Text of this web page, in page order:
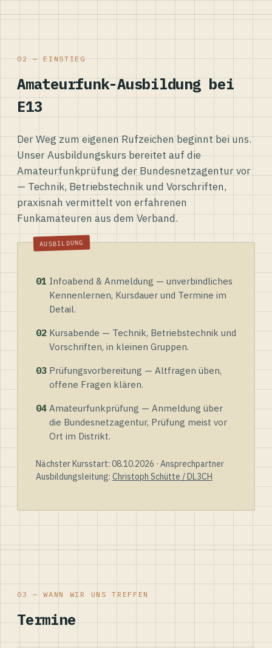
02 — EINSTIEG
Amateurfunk-Ausbildung bei
E13
Der Weg zum eigenen Rufzeichen beginnt bei uns.
Unser Ausbildungskurs bereitet auf die
Amateurfunkprüfung der Bundesnetzagentur vor
— Technik, Betriebstechnik und Vorschriften,
praxisnah vermittelt von erfahrenen
Funkamateuren aus dem Verband.
01 Infoabend & Anmeldung — unverbindliches
Kennenlernen, Kursdauer und Termine im
Detail.
02 Kursabende — Technik, Betriebstechnik und
Vorschriften, in kleinen Gruppen.
03 Prüfungsvorbereitung — Altfragen üben,
offene Fragen klären.
04 Amateurfunkprüfung — Anmeldung über
die Bundesnetzagentur, Prüfung meist vor
Ort im Distrikt.
Nächster Kursstart: 08.10.2026 · Ansprechpartner
Ausbildungsleitung: Christoph Schütte / DL3CH
03 — WANN WIR UNS TREFFEN
Termine